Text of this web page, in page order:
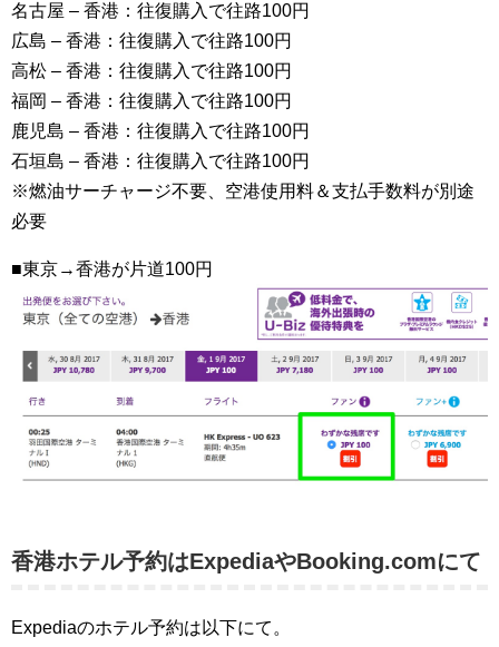
名古屋 – 香港：往復購入で往路100円
広島 – 香港：往復購入で往路100円
高松 – 香港：往復購入で往路100円
福岡 – 香港：往復購入で往路100円
鹿児島 – 香港：往復購入で往路100円
石垣島 – 香港：往復購入で往路100円
※燃油サーチャージ不要、空港使用料＆支払手数料が別途
必要
■東京→香港が片道100円
香港ホテル予約はExpediaやBooking.comにて
Expediaのホテル予約は以下にて。